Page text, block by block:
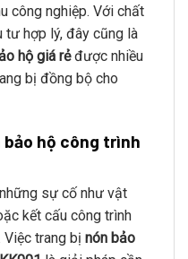
công nghiệp. Với chất
tư hợp lý, đây cũng là
hộ giá rẻđược nhiều
bị đồng bộ cho
bảo hộ công trình
sự cố như vật
kết cấu công trình
trang bị nón bảo